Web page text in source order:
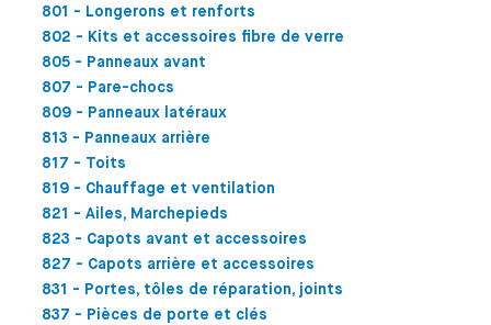
801 - Longerons et renforts
802 - Kits et accessoires fibre de verre
805 - Panneaux avant
807 - Pare-chocs
809 - Panneaux latéraux
813 - Panneaux arrière
817 - Toits
819 - Chauffage et ventilation
821 - Ailes, Marchepieds
823 - Capots avant et accessoires
827 - Capots arrière et accessoires
831 - Portes, tôles de réparation, joints
837 - Pièces de porte et clés